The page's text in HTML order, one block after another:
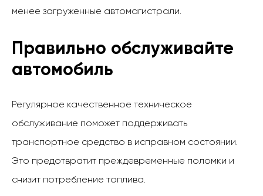
менее загруженные автомагистрали.
Правильно обслуживайте
автомобиль
Регулярное качественное техническое
обслуживание поможет поддерживать
транспортное средство в исправном состоянии.
Это предотвратит преждевременные поломки и
снизит потребление топлива.